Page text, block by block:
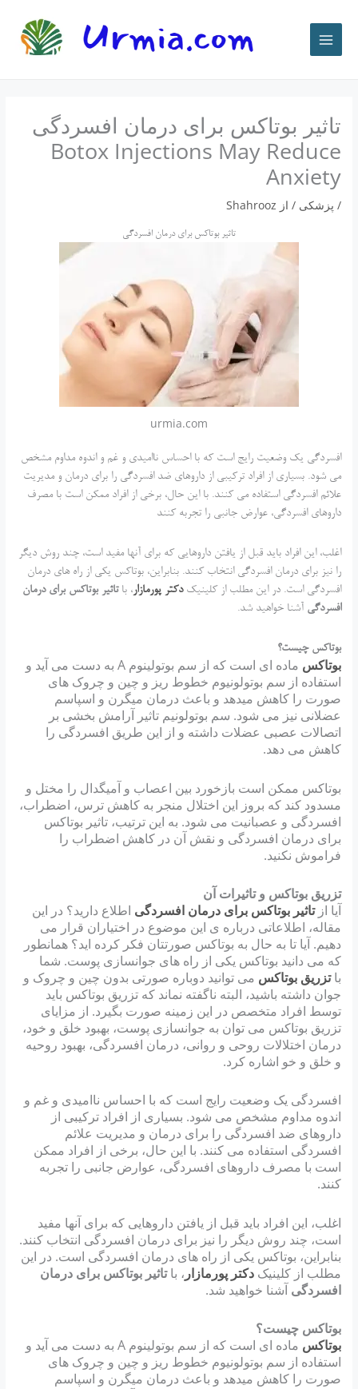
تاثیر بوتاکس برای درمان افسردگی
Botox Injections May Reduce
Anxiety
/ پزشكى / از Shahrooz
تاثیر بوتاکس برای درمان افسردگی
urmia.com
افسردگی یک وضعیت رایج است که با احساس ناامیدی و غم و ‏اندوه مداوم مشخص
می شود. بسیاری از افراد ترکیبی از داروهای ضد افسردگی را برای درمان و مدیریت
علائم افسردگی ‏استفاده می کنند.‎ ‎‏با این حال، برخی از افراد ممکن است با مصرف
داروهای افسردگی، عوارض جانبی را تجربه کنند
اغلب، ‏این افراد باید قبل از یافتن داروهایی که برای آنها مفید است، چند روش دیگر
را نیز برای درمان افسردگی انتخاب کنند. بنابراین، ‏بوتاکس یکی از راه های درمان
افسردگی است. ‏در این مطلب از کلینیکدکتر پورمازار، باتاثیر بوتاکس برای درمان
افسردگی آشنا خواهید شد.
بوتاکس چیست؟
بوتاکس
ماده ای است که از سم بوتولینوم A به دست می آید و
استفاده از سم بوتولونیوم خطوط ریز و چین و چروک های
صورت را کاهش میدهد و باعث درمان میگرن و اسپاسم
عضلانی نیز می شود. سم بوتولونیم تاثیر آرامش بخشی بر
اتصالات عصبی عضلات داشته و از این طریق افسردگی را
کاهش می دهد.
بوتاکس ممکن است بازخورد بین اعصاب و آمیگدال را مختل و
مسدود کند که بروز این اختلال منجر به کاهش ترس، اضطراب،
افسردگی و عصبانیت می شود. به این ترتیب، تاثیر بوتاکس
برای درمان افسردگی و نقش آن در کاهش اضطراب را
فراموش نکنید.
تزریق بوتاکس و تاثیرات آن
آیا ازتاثیر بوتاکس برای درمان افسردگی اطلاع دارید؟ در این
مقاله، اطلاعاتی درباره ی این موضوع در اختیاران قرار می
دهیم. آیا تا به حال به بوتاکس صورتتان فکر کرده اید؟ همانطور
که می دانید بوتاکس یکی از راه های جوانسازی پوست. شما
باتزریق بوتاکس می توانید دوباره صورتی بدون چین و چروک و
جوان داشته باشید، البته ناگفته نماند که تزریق بوتاکس باید
توسط افراد متخصص در این زمینه صورت بگیرد. از مزایای
تزریق بوتاکس می توان به جوانسازی پوست، بهبود خلق و خود،
درمان اختلالات روحی و روانی، درمان افسردگی، بهبود روحیه
و خلق و خو اشاره کرد.
افسردگی یک وضعیت رایج است که با احساس ناامیدی و غم و
‏اندوه مداوم مشخص می شود. بسیاری از افراد ترکیبی از
داروهای ضد افسردگی را برای درمان و مدیریت علائم
افسردگی ‏استفاده می کنند.‎ ‎‏با این حال، برخی از افراد ممکن
است با مصرف داروهای افسردگی، عوارض جانبی را تجربه
کنند.
اغلب، ‏این افراد باید قبل از یافتن داروهایی که برای آنها مفید
است، چند روش دیگر را نیز برای درمان افسردگی انتخاب کنند.
بنابراین، ‏بوتاکس یکی از راه های درمان افسردگی است. ‏در این
مطلب از کلینیکدکتر پورمازار ، باتاثیر بوتاکس برای درمان
افسردگی آشنا خواهید شد.
بوتاکس چیست؟
بوتاکس
ماده ای است که از سم بوتولینوم A به دست می آید و
استفاده از سم بوتولونیوم خطوط ریز و چین و چروک های
صورت را کاهش میدهد و باعث درمان میگرن و اسپاسم